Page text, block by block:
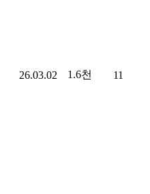
26.03.02 1.6천 11